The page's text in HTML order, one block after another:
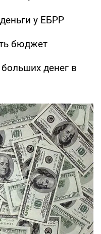
у ЕБРР
бюджет
денег в